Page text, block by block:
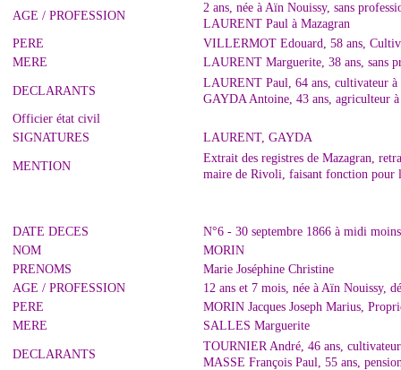
AGE / PROFESSION
2 ans, née à Aïn Nouissy, sans
LAURENT Paul à Mazagran
PERE
VILLERMOT Edouard, 58 ans,
MERE
LAURENT Marguerite, 38 ans, sans
DECLARANTS
LAURENT Paul, 64 ans, cultivateur à
GAYDA Antoine, 43 ans, agriculteur
Officier état civil
SIGNATURES
LAURENT, GAYDA
MENTION
Extrait des registres de Mazagran,
maire de Rivoli, faisant fonction pour
DATE DECES
N°6 - 30 septembre 1866 à midi
NOM
MORIN
PRENOMS
Marie Joséphine Christine
AGE / PROFESSION
12 ans et 7 mois, née à Aïn Nouissy,
PERE
MORIN Jacques Joseph Marius,
MERE
SALLES Marguerite
DECLARANTS
TOURNIER André, 46 ans,
MASSE François Paul, 55 ans,